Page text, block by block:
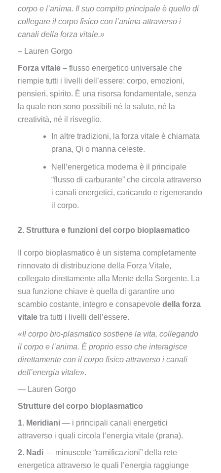
corpo e l’anima. Il suo compito principale è quello di
collegare il corpo fisico con l’anima attraverso i
canali della forza vitale.»
– Lauren Gorgo
Forza vitale – flusso energetico universale che
riempie tutti i livelli dell’essere: corpo, emozioni,
pensieri, spirito. È una risorsa fondamentale, senza
la quale non sono possibili né la salute, né la
creatività, né il risveglio.
In altre tradizioni, la forza vitale è chiamata
prana, Qi o manna celeste.
Nell’energetica moderna è il principale
“flusso di carburante” che circola attraverso
i canali energetici, caricando e rigenerando
il corpo.
2. Struttura e funzioni del corpo bioplasmatico
Il corpo bioplasmatico è un sistema completamente
rinnovato di distribuzione della Forza Vitale,
collegato direttamente alla Mente della Sorgente. La
sua funzione chiave è quella di garantire uno
scambio costante, integro e consapevole della forza
vitale tra tutti i livelli dell’essere.
«Il corpo bio-plasmatico sostiene la vita, collegando
il corpo e l’anima. È proprio esso che interagisce
direttamente con il corpo fisico attraverso i canali
dell’energia vitale».
— Lauren Gorgo
Strutture del corpo bioplasmatico
1. Meridiani — i principali canali energetici
attraverso i quali circola l’energia vitale (prana).
2. Nadi — minuscole “ramificazioni” della rete
energetica attraverso le quali l’energia raggiunge